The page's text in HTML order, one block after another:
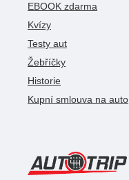
EBOOK zdarma
Kvízy
Testy aut
Žebříčky
Historie
Kupní smlouva na auto